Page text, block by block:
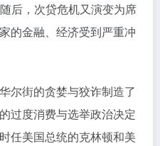
后，次贷危机又演变为席
的金融、经济受到严重冲
尔街的贪婪与狡诈制造了
过度消费与选举政治决定
任美国总统的克林顿和美